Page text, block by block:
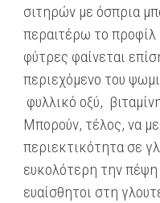
σιτηρών με όσπρια
περαιτέρω το
φύτρες φαίνεται
περιεχόμενο του
φυλλικό οξύ,
Μπορούν, τέλος, να
περιεκτικότητα σε
ευκολότερη την πέψη
ευαίσθητοι στη